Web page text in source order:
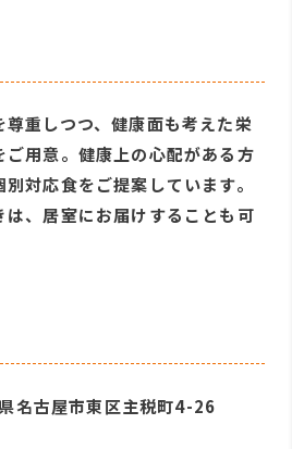
重しつつ、健康面も考えた栄
用意。健康上の心配がある方
対応食をご提案しています。
、居室にお届けすることも可
名古屋市東区主税町4-26